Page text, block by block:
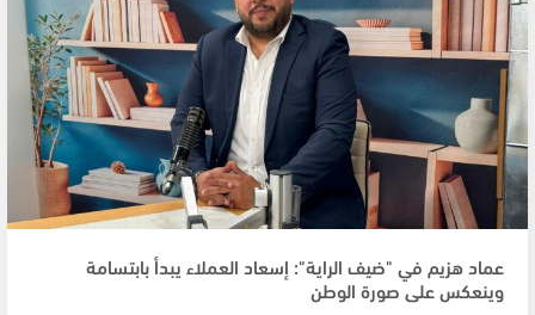
عماد هزيم في "ضيف الراية": إسعاد العملاء يبدأ بابتسامة
وينعكس على صورة الوطن